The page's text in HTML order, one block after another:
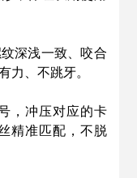
深浅一致、咬合
力、不跳牙。
，冲压对应的卡
精准匹配，不脱